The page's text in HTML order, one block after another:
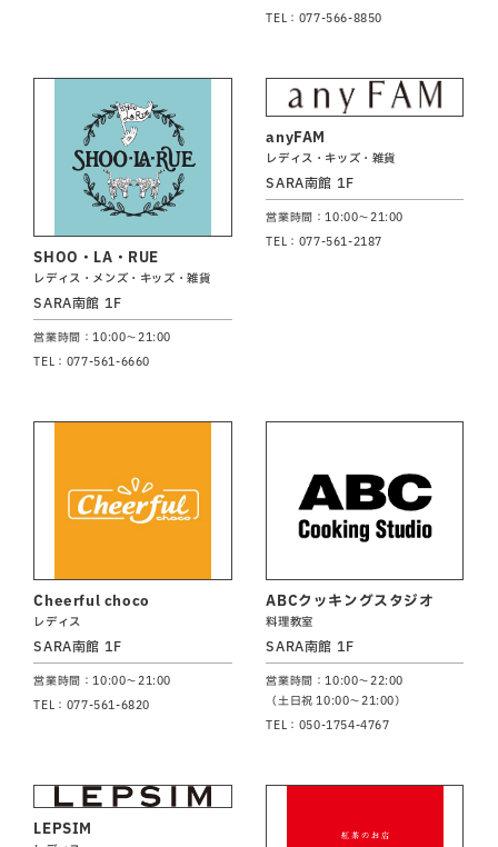
TEL：077-566-8850
SHOO・LA・RUE
レディス・メンズ・キッズ・雑貨
SARA南館 1F
営業時間：10:00～21:00
TEL：077-561-6660
anyFAM
レディス・キッズ・雑貨
SARA南館 1F
営業時間：10:00～21:00
TEL：077-561-2187
Cheerful choco
レディス
SARA南館 1F
営業時間：10:00～21:00
TEL：077-561-6820
ABCクッキングスタジオ
料理教室
SARA南館 1F
営業時間：10:00～22:00
（土日祝 10:00～21:00）
TEL：050-1754-4767
LEPSIM